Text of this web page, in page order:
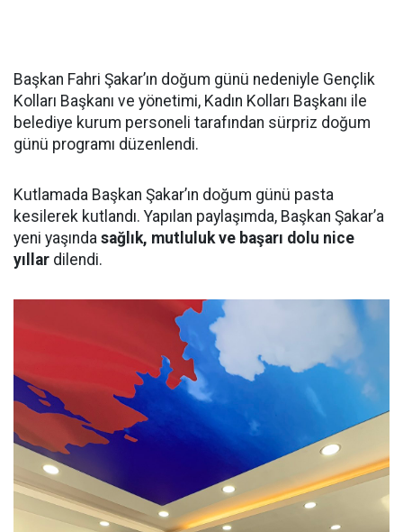
Başkan Fahri Şakar’ın doğum günü nedeniyle Gençlik
Kolları Başkanı ve yönetimi, Kadın Kolları Başkanı ile
belediye kurum personeli tarafından sürpriz doğum
günü programı düzenlendi.
Kutlamada Başkan Şakar’ın doğum günü pasta
kesilerek kutlandı. Yapılan paylaşımda, Başkan Şakar’a
yeni yaşında sağlık, mutluluk ve başarı dolu nice
yıllar dilendi.